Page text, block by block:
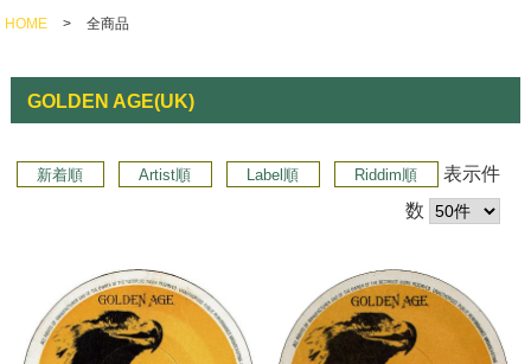
HOME > 全商品
GOLDEN AGE(UK)
新着順 Artist順 Label順 Riddim順
表示件
数